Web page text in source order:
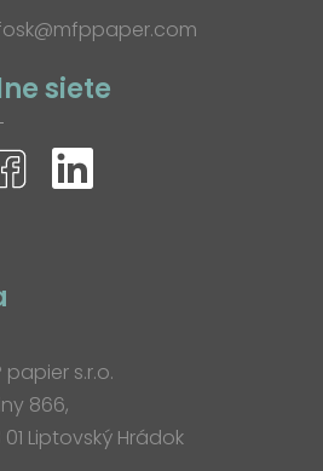
siete
papier s.r.o.
866,
01 Liptovský Hrádok